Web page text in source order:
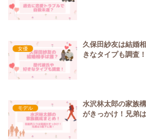
女優
久保田紗友は結婚
きなタイプも調査！
モデル
水沢林太郎の家族
がきっかけ！兄弟